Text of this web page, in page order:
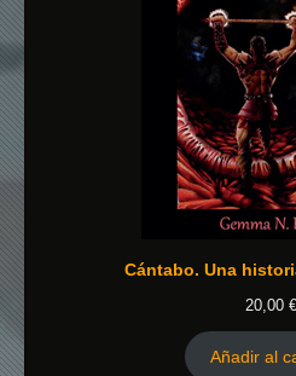
Cántabo. Una
20,00 €
Añadir al